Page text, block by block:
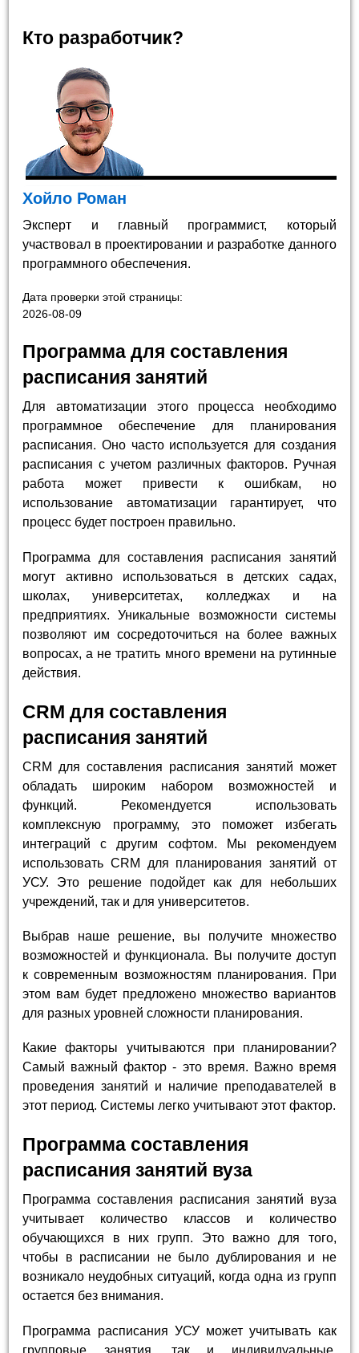
Кто разработчик?
Хойло Роман
Эксперт и главный программист, который
участвовал в проектировании и разработке данного
программного обеспечения.
Дата проверки этой страницы:
2026-08-09
Программа для составления
расписания занятий
Для автоматизации этого процесса необходимо
программное обеспечение для планирования
расписания. Оно часто используется для создания
расписания с учетом различных факторов. Ручная
работа может привести к ошибкам, но
использование автоматизации гарантирует, что
процесс будет построен правильно.
Программа для составления расписания занятий
могут активно использоваться в детских садах,
школах, университетах, колледжах и на
предприятиях. Уникальные возможности системы
позволяют им сосредоточиться на более важных
вопросах, а не тратить много времени на рутинные
действия.
CRM для составления
расписания занятий
CRM для составления расписания занятий может
обладать широким набором возможностей и
функций. Рекомендуется использовать
комплексную программу, это поможет избегать
интеграций с другим софтом. Мы рекомендуем
использовать CRM для планирования занятий от
УСУ. Это решение подойдет как для небольших
учреждений, так и для университетов.
Выбрав наше решение, вы получите множество
возможностей и функционала. Вы получите доступ
к современным возможностям планирования. При
этом вам будет предложено множество вариантов
для разных уровней сложности планирования.
Какие факторы учитываются при планировании?
Самый важный фактор - это время. Важно время
проведения занятий и наличие преподавателей в
этот период. Системы легко учитывают этот фактор.
Программа составления
расписания занятий вуза
Программа составления расписания занятий вуза
учитывает количество классов и количество
обучающихся в них групп. Это важно для того,
чтобы в расписании не было дублирования и не
возникало неудобных ситуаций, когда одна из групп
остается без внимания.
Программа расписания УСУ может учитывать как
групповые занятия, так и индивидуальные.